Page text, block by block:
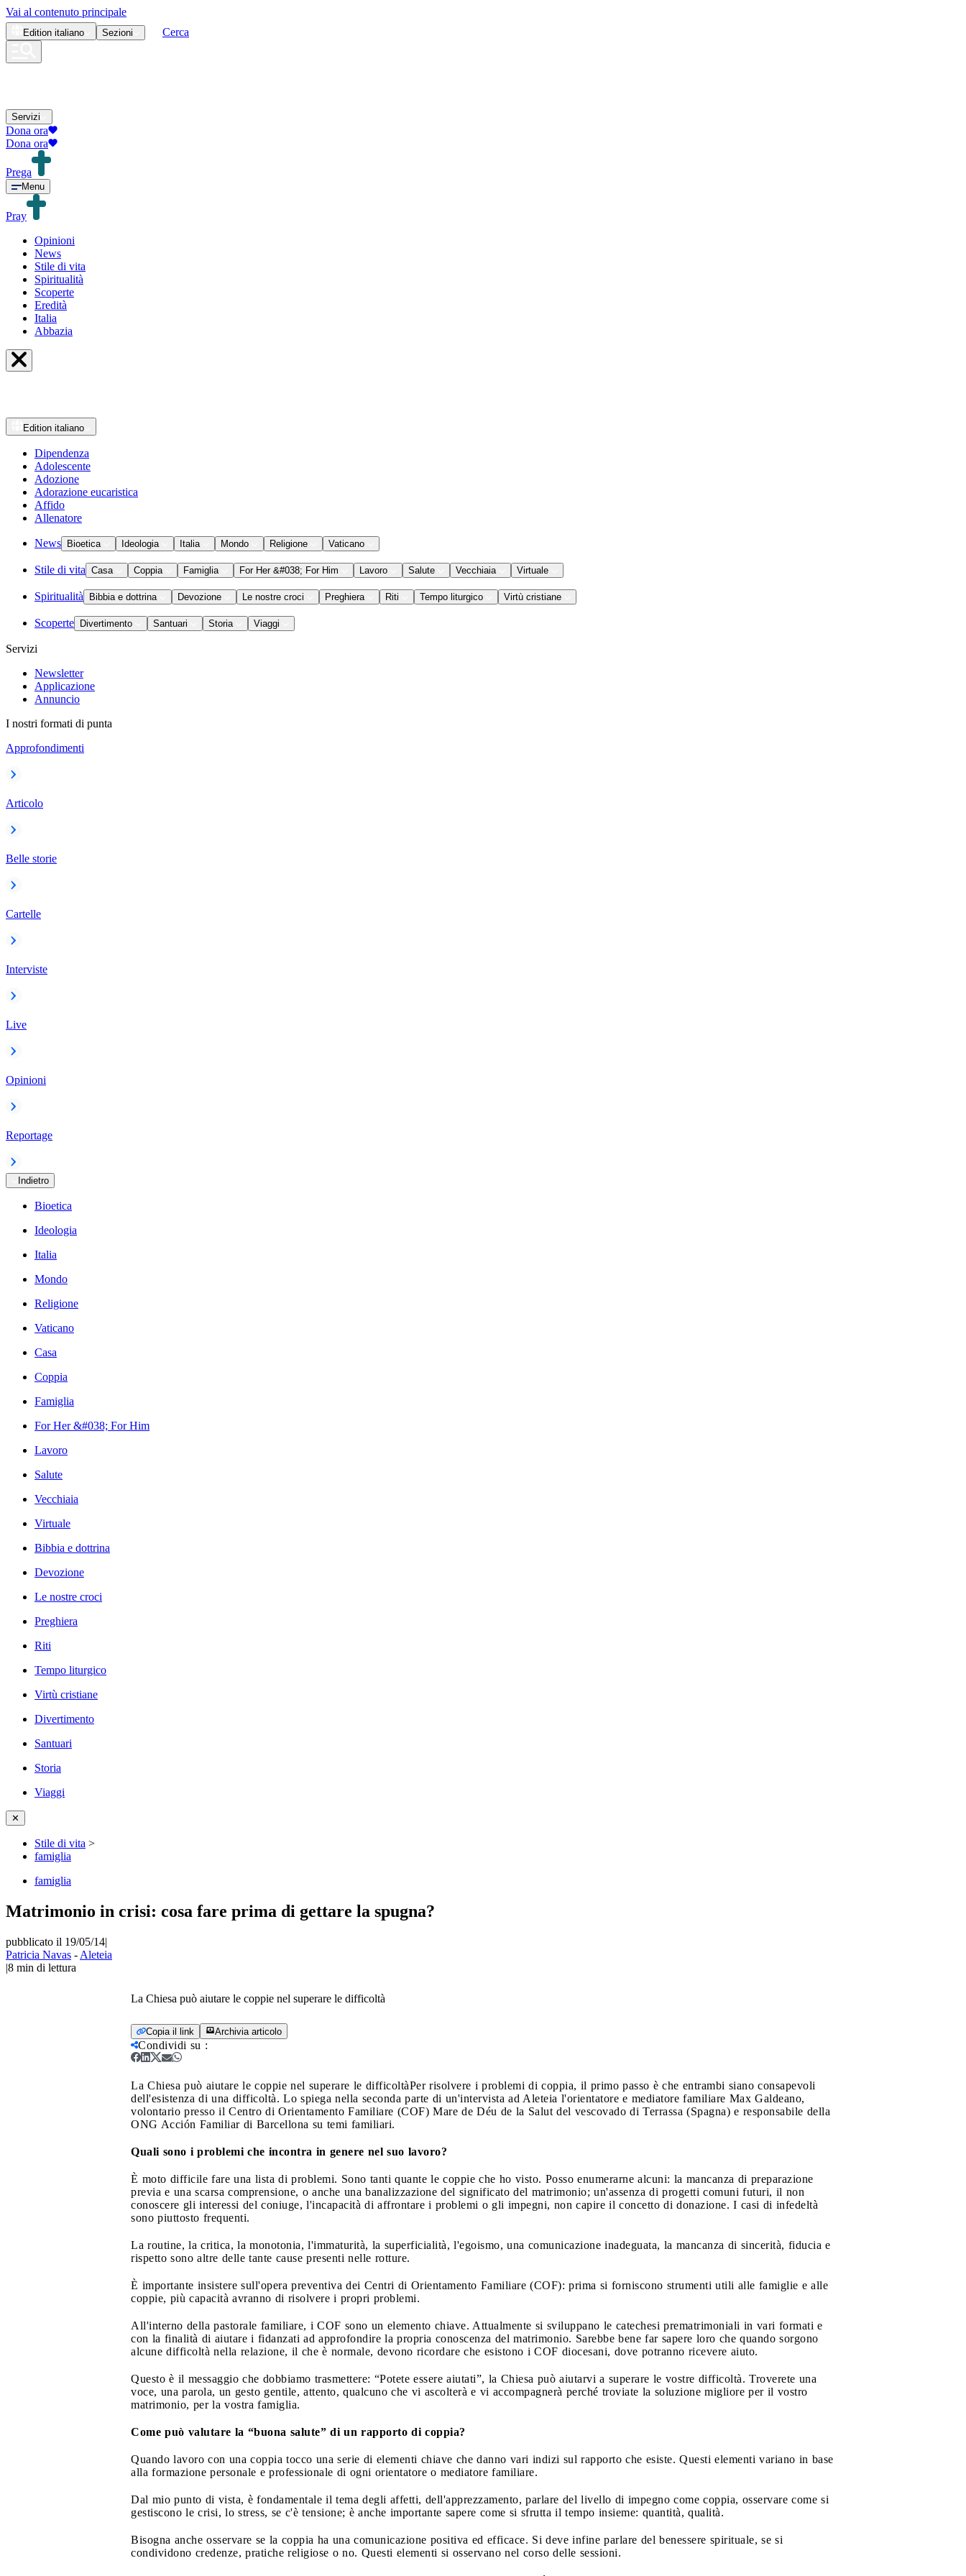
Vai al contenuto principale
Edition italiano Sezioni Cerca
Servizi
Dona ora
Dona ora
Prega
Menu
Pray
Opinioni
News
Stile di vita
Spiritualità
Scoperte
Eredità
Italia
Abbazia
Edition italiano
Dipendenza
Adolescente
Adozione
Adorazione eucaristica
Affido
Allenatore
News Bioetica Ideologia Italia Mondo Religione Vaticano
Stile di vita Casa Coppia Famiglia For Her &#038; For Him Lavoro Salute Vecchiaia Virtuale
Spiritualità Bibbia e dottrina Devozione Le nostre croci Preghiera Riti Tempo liturgico Virtù cristiane
Scoperte Divertimento Santuari Storia Viaggi
Servizi
Newsletter
Applicazione
Annuncio
I nostri formati di punta
Approfondimenti
Articolo
Belle storie
Cartelle
Interviste
Live
Opinioni
Reportage
Indietro
Bioetica
Ideologia
Italia
Mondo
Religione
Vaticano
Casa
Coppia
Famiglia
For Her &#038; For Him
Lavoro
Salute
Vecchiaia
Virtuale
Bibbia e dottrina
Devozione
Le nostre croci
Preghiera
Riti
Tempo liturgico
Virtù cristiane
Divertimento
Santuari
Storia
Viaggi
✕
Stile di vita >
famiglia
famiglia
Matrimonio in crisi: cosa fare prima di gettare la spugna?
pubblicato il 19/05/14|
Patricia Navas - Aleteia
|8 min di lettura
La Chiesa può aiutare le coppie nel superare le difficoltà
Copia il link Archivia articolo
Condividi su :
La Chiesa può aiutare le coppie nel superare le difficoltàPer risolvere i problemi di coppia, il primo passo è che entrambi siano consapevoli
dell'esistenza di una difficoltà. Lo spiega nella seconda parte di un'intervista ad Aleteia l'orientatore e mediatore familiare Max Galdeano,
volontario presso il Centro di Orientamento Familiare (COF) Mare de Déu de la Salut del vescovado di Terrassa (Spagna) e responsabile della
ONG Acción Familiar di Barcellona su temi familiari.
Quali sono i problemi che incontra in genere nel suo lavoro?
È moto difficile fare una lista di problemi. Sono tanti quante le coppie che ho visto. Posso enumerarne alcuni: la mancanza di preparazione
previa e una scarsa comprensione, o anche una banalizzazione del significato del matrimonio; un'assenza di progetti comuni futuri, il non
conoscere gli interessi del coniuge, l'incapacità di affrontare i problemi o gli impegni, non capire il concetto di donazione. I casi di infedeltà
sono piuttosto frequenti.
La routine, la critica, la monotonia, l'immaturità, la superficialità, l'egoismo, una comunicazione inadeguata, la mancanza di sincerità, fiducia e
rispetto sono altre delle tante cause presenti nelle rotture.
È importante insistere sull'opera preventiva dei Centri di Orientamento Familiare (COF): prima si forniscono strumenti utili alle famiglie e alle
coppie, più capacità avranno di risolvere i propri problemi.
All'interno della pastorale familiare, i COF sono un elemento chiave. Attualmente si sviluppano le catechesi prematrimoniali in vari formati e
con la finalità di aiutare i fidanzati ad approfondire la propria conoscenza del matrimonio. Sarebbe bene far sapere loro che quando sorgono
alcune difficoltà nella relazione, il che è normale, devono ricordare che esistono i COF diocesani, dove potranno ricevere aiuto.
Questo è il messaggio che dobbiamo trasmettere: “Potete essere aiutati”, la Chiesa può aiutarvi a superare le vostre difficoltà. Troverete una
voce, una parola, un gesto gentile, attento, qualcuno che vi ascolterà e vi accompagnerà perché troviate la soluzione migliore per il vostro
matrimonio, per la vostra famiglia.
Come può valutare la “buona salute” di un rapporto di coppia?
Quando lavoro con una coppia tocco una serie di elementi chiave che danno vari indizi sul rapporto che esiste. Questi elementi variano in base
alla formazione personale e professionale di ogni orientatore o mediatore familiare.
Dal mio punto di vista, è fondamentale il tema degli affetti, dell'apprezzamento, parlare del livello di impegno come coppia, osservare come si
gestiscono le crisi, lo stress, se c'è tensione; è anche importante sapere come si sfrutta il tempo insieme: quantità, qualità.
Bisogna anche osservare se la coppia ha una comunicazione positiva ed efficace. Si deve infine parlare del benessere spirituale, se si
condividono credenze, pratiche religiose o no. Questi elementi si osservano nel corso delle sessioni.